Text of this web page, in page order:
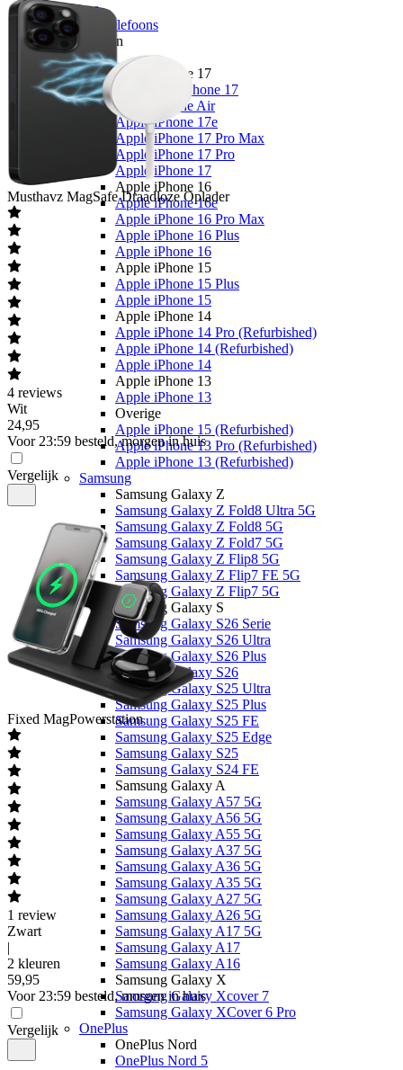
Telefoons
Alle telefoons
Merken
Apple
Apple iPhone 17
Alle Apple iPhone 17
Apple iPhone Air
Apple iPhone 17e
Apple iPhone 17 Pro Max
Apple iPhone 17 Pro
Apple iPhone 17
Apple iPhone 16
Apple iPhone 16e
Apple iPhone 16 Pro Max
Apple iPhone 16 Plus
Apple iPhone 16
Apple iPhone 15
Apple iPhone 15 Plus
Apple iPhone 15
Apple iPhone 14
Apple iPhone 14 Pro (Refurbished)
Apple iPhone 14 (Refurbished)
Apple iPhone 14
Apple iPhone 13
Apple iPhone 13
Overige
Apple iPhone 15 (Refurbished)
Apple iPhone 13 Pro (Refurbished)
Apple iPhone 13 (Refurbished)
Samsung
Samsung Galaxy Z
Samsung Galaxy Z Fold8 Ultra 5G
Samsung Galaxy Z Fold8 5G
Samsung Galaxy Z Fold7 5G
Samsung Galaxy Z Flip8 5G
Samsung Galaxy Z Flip7 FE 5G
Samsung Galaxy Z Flip7 5G
Samsung Galaxy S
Samsung Galaxy S26 Serie
Samsung Galaxy S26 Ultra
Samsung Galaxy S26 Plus
Samsung Galaxy S26
Samsung Galaxy S25 Ultra
Samsung Galaxy S25 Plus
Samsung Galaxy S25 FE
Samsung Galaxy S25 Edge
Samsung Galaxy S25
Samsung Galaxy S24 FE
Samsung Galaxy A
Samsung Galaxy A57 5G
Samsung Galaxy A56 5G
Samsung Galaxy A55 5G
Samsung Galaxy A37 5G
Samsung Galaxy A36 5G
Samsung Galaxy A35 5G
Samsung Galaxy A27 5G
Samsung Galaxy A26 5G
Samsung Galaxy A17 5G
Samsung Galaxy A17
Samsung Galaxy A16
Samsung Galaxy X
Samsung Galaxy Xcover 7
Samsung Galaxy XCover 6 Pro
OnePlus
OnePlus Nord
OnePlus Nord 5
Musthavz MagSafe Draadloze Oplader
4 reviews
Wit
24,95
Voor 23:59 besteld, morgen in huis
Vergelijk
Fixed MagPowerstation
1 review
Zwart
|
2 kleuren
59,95
Voor 23:59 besteld, morgen in huis
Vergelijk